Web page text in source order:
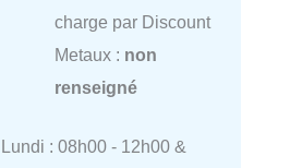
charge par Discount
Metaux : non
renseigné
Lundi : 08h00 - 12h00 &